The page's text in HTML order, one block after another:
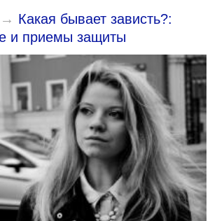
→ Какая бывает зависть?:
и приемы защиты